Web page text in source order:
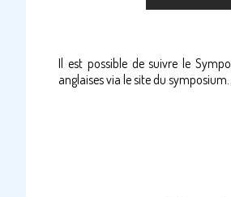
Il est possible de suivre le
anglaises via le site du symposium.